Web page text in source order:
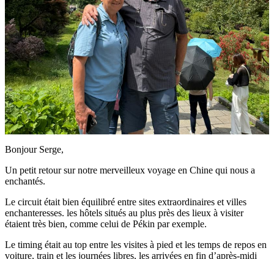
Bonjour Serge,
Un petit retour sur notre merveilleux voyage en Chine qui nous a
enchantés.
Le circuit était bien équilibré entre sites extraordinaires et villes
enchanteresses. les hôtels situés au plus près des lieux à visiter
étaient très bien, comme celui de Pékin par exemple.
Le timing était au top entre les visites à pied et les temps de repos en
voiture, train et les journées libres, les arrivées en fin d’après-midi